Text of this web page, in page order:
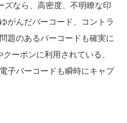
ズなら、高密度、不明瞭な印
がんだバーコード、コントラ
題のあるバーコードも確実に
ーポンに利用されている、
子バーコードも瞬時にキャプ